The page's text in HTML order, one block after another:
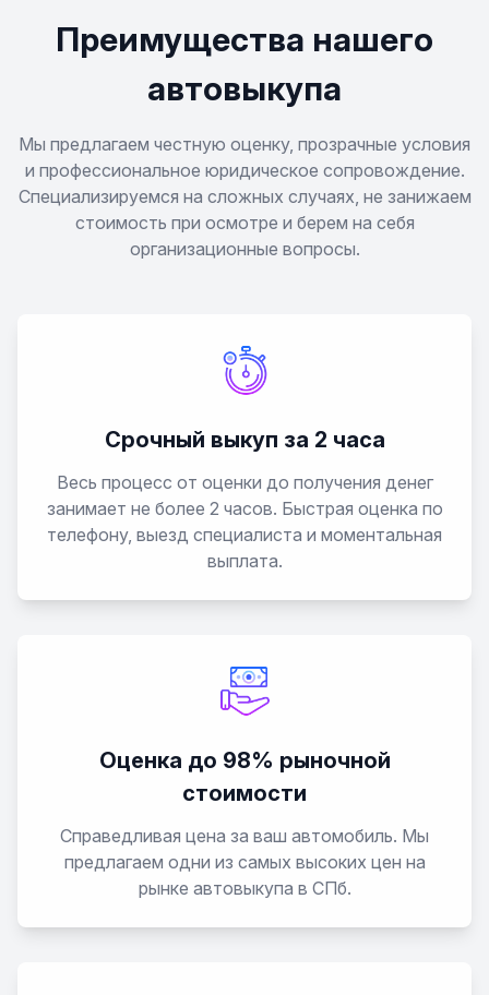
Преимущества нашего
автовыкупа
Мы предлагаем честную оценку, прозрачные условия
и профессиональное юридическое сопровождение.
Специализируемся на сложных случаях, не занижаем
стоимость при осмотре и берем на себя
организационные вопросы.
Срочный выкуп за 2 часа
Весь процесс от оценки до получения денег
занимает не более 2 часов. Быстрая оценка по
телефону, выезд специалиста и моментальная
выплата.
Оценка до 98% рыночной
стоимости
Справедливая цена за ваш автомобиль. Мы
предлагаем одни из самых высоких цен на
рынке автовыкупа в СПб.